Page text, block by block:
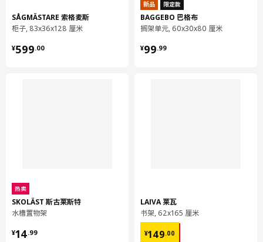
8 厘米
保养说明和环境和材料
保养说明
开关盖/ 保护垫:
热塑性弹性体
垫圈:
硅橡胶
SÅGMÄSTARE 索格麦斯
柜子, 83x36x128 厘米
¥599.00
¥ 599.00
热卖
SKOLÄST 斯古莱斯特
水槽置物架
¥14.99
¥ 14.99
新品 限定款
BAGGEBO 巴格布
搁架单元, 60x30x80 厘米
¥99.99
¥ 99.99
LAIVA 莱瓦
书架, 62x165 厘米
¥149.00
¥ 149.00